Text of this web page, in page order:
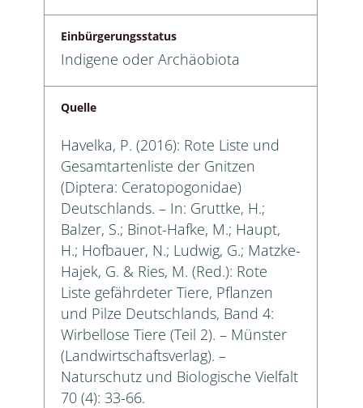
Einbürgerungsstatus
Indigene oder Archäobiota
Quelle
Havelka, P. (2016): Rote Liste und
Gesamtartenliste der Gnitzen
(Diptera: Ceratopogonidae)
Deutschlands. – In: Gruttke, H.;
Balzer, S.; Binot-Hafke, M.; Haupt,
H.; Hofbauer, N.; Ludwig, G.; Matzke-
Hajek, G. & Ries, M. (Red.): Rote
Liste gefährdeter Tiere, Pflanzen
und Pilze Deutschlands, Band 4:
Wirbellose Tiere (Teil 2). – Münster
(Landwirtschaftsverlag). –
Naturschutz und Biologische Vielfalt
70 (4): 33-66.